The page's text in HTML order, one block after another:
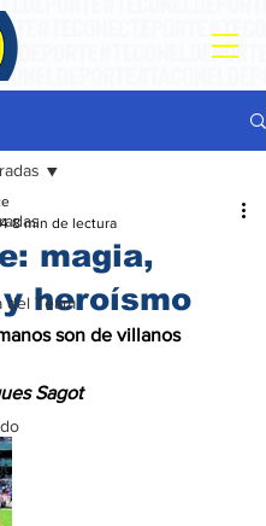
del Team
magia,
heroísmo
8 min de lectura
son de villanos
Jacques Sagot